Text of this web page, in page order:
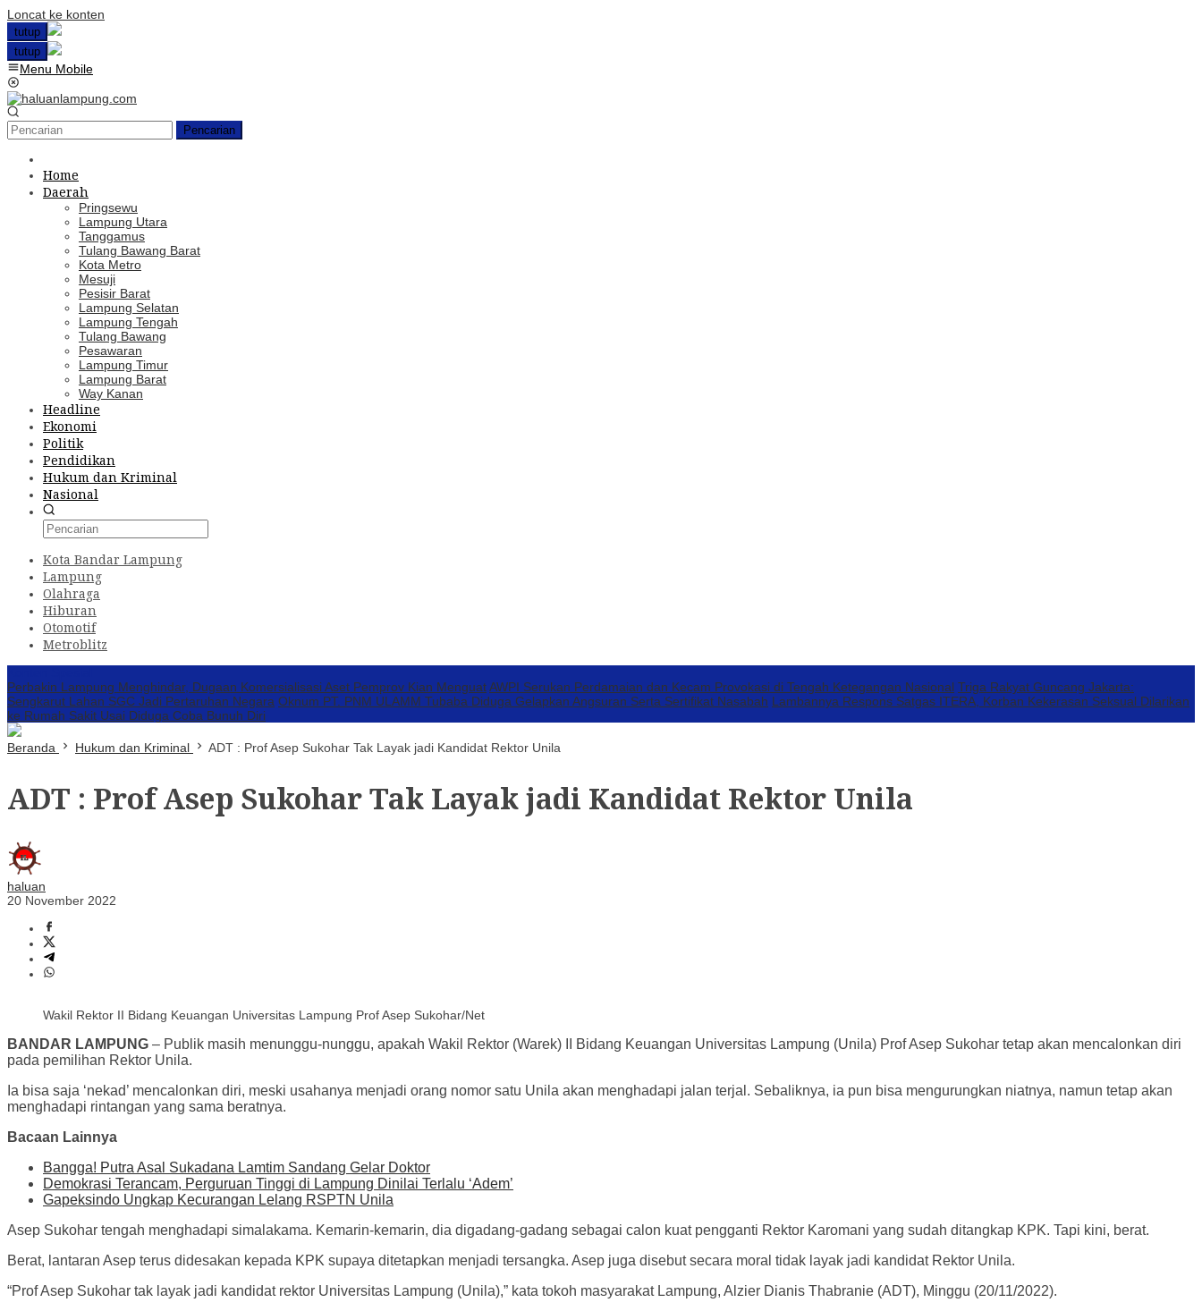
Loncat ke konten
tutup
tutup
Menu Mobile
Pencarian
Home
Daerah
Pringsewu
Lampung Utara
Tanggamus
Tulang Bawang Barat
Kota Metro
Mesuji
Pesisir Barat
Lampung Selatan
Lampung Tengah
Tulang Bawang
Pesawaran
Lampung Timur
Lampung Barat
Way Kanan
Headline
Ekonomi
Politik
Pendidikan
Hukum dan Kriminal
Nasional
Kota Bandar Lampung
Lampung
Olahraga
Hiburan
Otomotif
Metroblitz
Perbakin Lampung Menghindar, Dugaan Komersialisasi Aset Pemprov Kian MenguatAWPI Serukan Perdamaian dan Kecam Provokasi di Tengah Ketegangan Nasional Triga Rakyat Guncang Jakarta:
Sengkarut Lahan SGC Jadi Pertaruhan Negara Oknum PT. PNM ULAMM Tubaba Diduga Gelapkan Angsuran Serta Sertifikat Nasabah Lambannya Respons Satgas ITERA, Korban Kekerasan Seksual Dilarikan
ke Rumah Sakit Usai Diduga Coba Bunuh Diri
Beranda Hukum dan Kriminal ADT : Prof Asep Sukohar Tak Layak jadi Kandidat Rektor Unila
ADT : Prof Asep Sukohar Tak Layak jadi Kandidat Rektor Unila
haluan
20 November 2022
Wakil Rektor II Bidang Keuangan Universitas Lampung Prof Asep Sukohar/Net
BANDAR LAMPUNG – Publik masih menunggu-nunggu, apakah Wakil Rektor (Warek) II Bidang Keuangan Universitas Lampung (Unila) Prof Asep Sukohar tetap akan mencalonkan diri
pada pemilihan Rektor Unila.
Ia bisa saja ‘nekad’ mencalonkan diri, meski usahanya menjadi orang nomor satu Unila akan menghadapi jalan terjal. Sebaliknya, ia pun bisa mengurungkan niatnya, namun tetap akan
menghadapi rintangan yang sama beratnya.
Bacaan Lainnya
Bangga! Putra Asal Sukadana Lamtim Sandang Gelar Doktor
Demokrasi Terancam, Perguruan Tinggi di Lampung Dinilai Terlalu ‘Adem’
Gapeksindo Ungkap Kecurangan Lelang RSPTN Unila
Asep Sukohar tengah menghadapi simalakama. Kemarin-kemarin, dia digadang-gadang sebagai calon kuat pengganti Rektor Karomani yang sudah ditangkap KPK. Tapi kini, berat.
Berat, lantaran Asep terus didesakan kepada KPK supaya ditetapkan menjadi tersangka. Asep juga disebut secara moral tidak layak jadi kandidat Rektor Unila.
“Prof Asep Sukohar tak layak jadi kandidat rektor Universitas Lampung (Unila),” kata tokoh masyarakat Lampung, Alzier Dianis Thabranie (ADT), Minggu (20/11/2022).